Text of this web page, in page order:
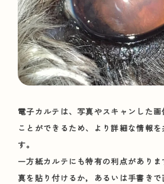
電子カルテは、写真やスキャンした
ことができるため、より詳細な情報
す。
一方紙カルテにも特有の利点があり
真を貼り付けるか，あるいは手書き